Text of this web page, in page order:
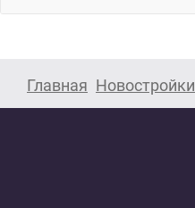
Главная Новостройки